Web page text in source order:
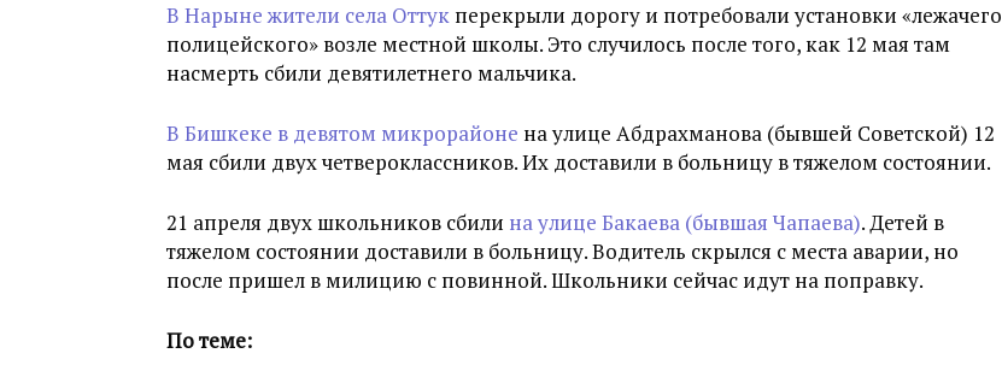
В Нарыне жители села Оттук перекрыли дорогу и потребовали установки «лежачего
полицейского» возле местной школы. Это случилось после того, как 12 мая там
насмерть сбили девятилетнего мальчика.
В Бишкеке в девятом микрорайоне на улице Абдрахманова (бывшей Советской) 12
мая сбили двух четвероклассников. Их доставили в больницу в тяжелом состоянии.
21 апреля двух школьников сбили на улице Бакаева (бывшая Чапаева). Детей в
тяжелом состоянии доставили в больницу. Водитель скрылся с места аварии, но
после пришел в милицию с повинной. Школьники сейчас идут на поправку.
По теме: